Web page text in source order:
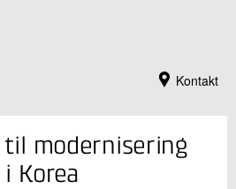
Kontakt
modernisering
Korea